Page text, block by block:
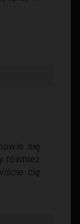
się
również
cię